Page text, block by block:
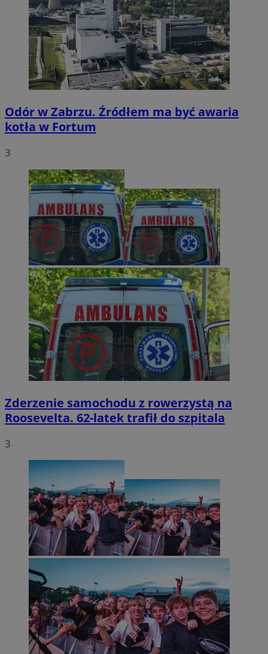
Odór w Zabrzu. Źródłem ma być awaria
kotła w Fortum
3
Zderzenie samochodu z rowerzystą na
Roosevelta. 62-latek trafił do szpitala
3